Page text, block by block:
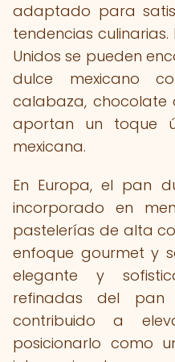
adaptado para
tendencias culinarias.
Unidos se pueden
dulce mexicano
calabaza, chocolate
aportan un toque
mexicana.
En Europa, el pan
incorporado en
pastelerías de alta
enfoque gourmet y
elegante y
refinadas del pan
contribuido a
posicionarlo como